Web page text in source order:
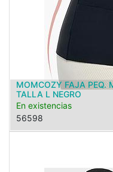
MOMCOZY FAJA PEQ.
TALLA L NEGRO
En existencias
56598